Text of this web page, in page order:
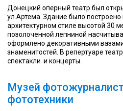
Донецкий оперный театр был
ул.Артема. Здание было построено
архитектурном стиле высотой 30
позолоченной лепниной
оформлено декоративными
знаменитостей. В репертуаре
спектакли и концерты.
Музей
фототехники